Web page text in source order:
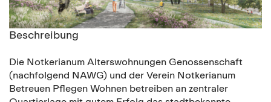
Beschreibung
Die Notkerianum Alterswohnungen Genossenschaft
(nachfolgend NAWG) und der Verein Notkerianum
Betreuen Pflegen Wohnen betreiben an zentraler